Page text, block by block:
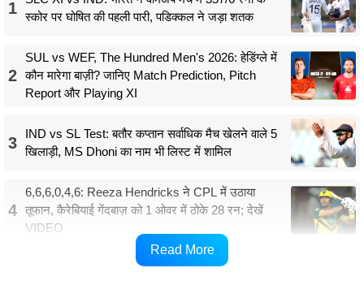
1 स्कोर पर घोषित की पहली पारी, पडिक्कल ने जड़ा शतक
2
SUL vs WEF, The Hundred Men's 2026: हेडिंग्ले में
कौन मारेगा बाज़ी? जानिए Match Prediction, Pitch
Report और Playing XI
3
IND vs SL Test: बतौर कप्तान सर्वाधिक मैच खेलने वाले 5
खिलाड़ी, MS Dhoni का नाम भी लिस्ट में शामिल
4
6,6,6,0,4,6: Reeza Hendricks ने CPL में उठाया
तूफान, कैरेबियाई गेंदबाज़ को 1 ओवर में ठोके 28 रन; देखें
VIDEO
GJ-W vs BLR-W: मैच से जुड़ी जानकारी
Read More